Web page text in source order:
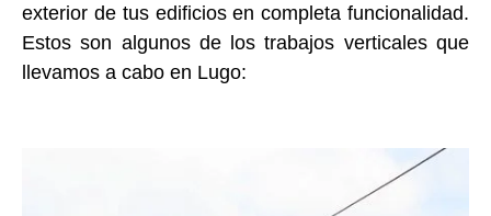
exterior de tus edificios en completa funcionalidad.
Estos son algunos de los trabajos verticales que
llevamos a cabo en Lugo: